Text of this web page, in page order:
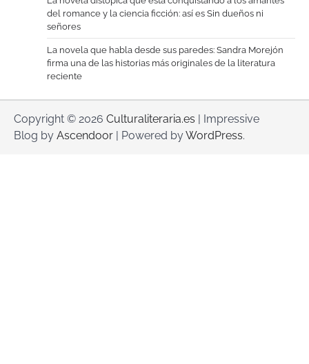
del romance y la ciencia ficción: así es Sin dueños ni
señores
La novela que habla desde sus paredes: Sandra Morejón
firma una de las historias más originales de la literatura
reciente
Copyright © 2026 Culturaliteraria.es | Impressive
Blog by Ascendoor | Powered byWordPress.